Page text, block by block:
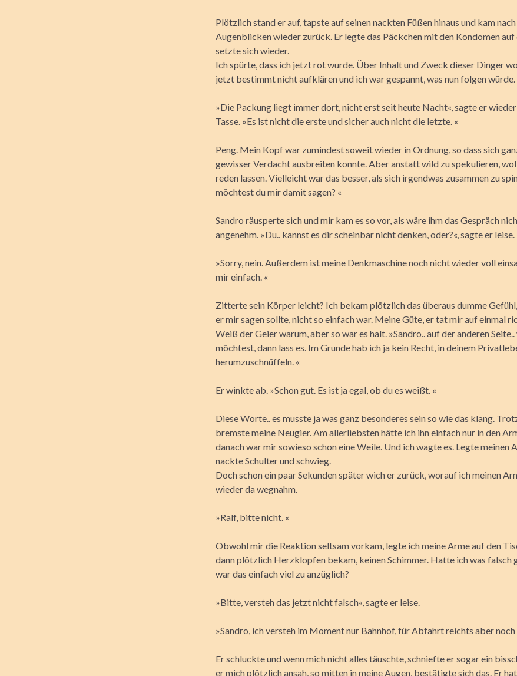
Plötzlich stand er auf, tapste auf seinen nackten Füßen hinaus und kam
Augenblicken wieder zurück. Er legte das Päckchen mit den Kondomen auf
setzte sich wieder.
Ich spürte, dass ich jetzt rot wurde. Über Inhalt und Zweck dieser Dinger
jetzt bestimmt nicht aufklären und ich war gespannt, was nun folgen würde.
»Die Packung liegt immer dort, nicht erst seit heute Nacht«, sagte er
Tasse. »Es ist nicht die erste und sicher auch nicht die letzte. «
Peng. Mein Kopf war zumindest soweit wieder in Ordnung, so dass sich
gewisser Verdacht ausbreiten konnte. Aber anstatt wild zu spekulieren,
reden lassen. Vielleicht war das besser, als sich irgendwas zusammen zu
möchtest du mir damit sagen? «
Sandro räusperte sich und mir kam es so vor, als wäre ihm das Gespräch
angenehm. »Du.. kannst es dir scheinbar nicht denken, oder?«, sagte er leise.
»Sorry, nein. Außerdem ist meine Denkmaschine noch nicht wieder voll
mir einfach. «
Zitterte sein Körper leicht? Ich bekam plötzlich das überaus dumme Gefühl,
er mir sagen sollte, nicht so einfach war. Meine Güte, er tat mir auf einmal
Weiß der Geier warum, aber so war es halt. »Sandro.. auf der anderen
möchtest, dann lass es. Im Grunde hab ich ja kein Recht, in deinem
herumzuschnüffeln. «
Er winkte ab. »Schon gut. Es ist ja egal, ob du es weißt. «
Diese Worte.. es musste ja was ganz besonderes sein so wie das klang.
bremste meine Neugier. Am allerliebsten hätte ich ihn einfach nur in den
danach war mir sowieso schon eine Weile. Und ich wagte es. Legte meinen
nackte Schulter und schwieg.
Doch schon ein paar Sekunden später wich er zurück, worauf ich meinen
wieder da wegnahm.
»Ralf, bitte nicht. «
Obwohl mir die Reaktion seltsam vorkam, legte ich meine Arme auf den
dann plötzlich Herzklopfen bekam, keinen Schimmer. Hatte ich was falsch
war das einfach viel zu anzüglich?
»Bitte, versteh das jetzt nicht falsch«, sagte er leise.
»Sandro, ich versteh im Moment nur Bahnhof, für Abfahrt reichts aber noch
Er schluckte und wenn mich nicht alles täuschte, schniefte er sogar ein
er mich plötzlich ansah, so mitten in meine Augen, bestätigte sich das. Er